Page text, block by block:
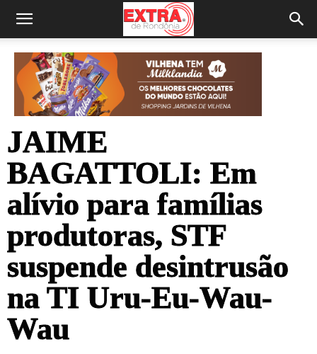
JAIME
BAGATTOLI: Em
alívio para famílias
produtoras, STF
suspende desintrusão
na TI Uru-Eu-Wau-
Wau